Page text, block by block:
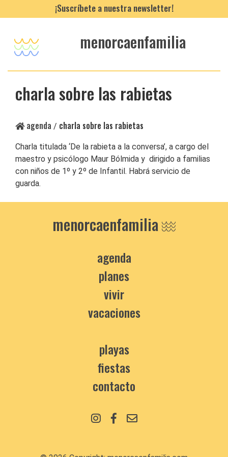
¡Suscríbete a nuestra newsletter!
menorcaenfamilia
charla sobre las rabietas
agenda / charla sobre las rabietas
Charla titulada ‘De la rabieta a la conversa’, a cargo del
maestro y psicólogo Maur Bólmida y dirigido a familias
con niños de 1º y 2º de Infantil. Habrá servicio de
guarda.
menorcaenfamilia
agenda
planes
vivir
vacaciones
playas
fiestas
contacto